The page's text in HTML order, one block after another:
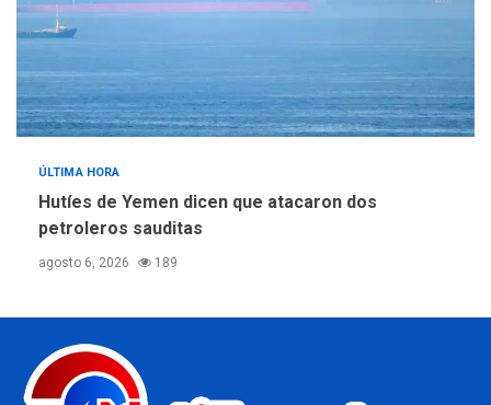
ÚLTIMA HORA
Hutíes de Yemen dicen que atacaron dos
petroleros sauditas
agosto 6, 2026 189